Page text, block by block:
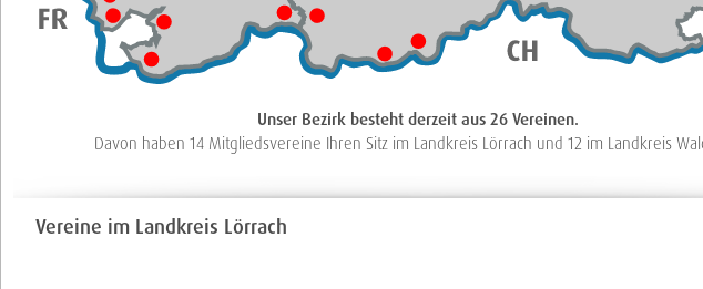
Unser Bezirk besteht derzeit aus 26 Vereinen.
Davon haben 14 Mitgliedsvereine Ihren Sitz im Landkreis Lörrach und 12 im Landkreis
Vereine im Landkreis Lörrach